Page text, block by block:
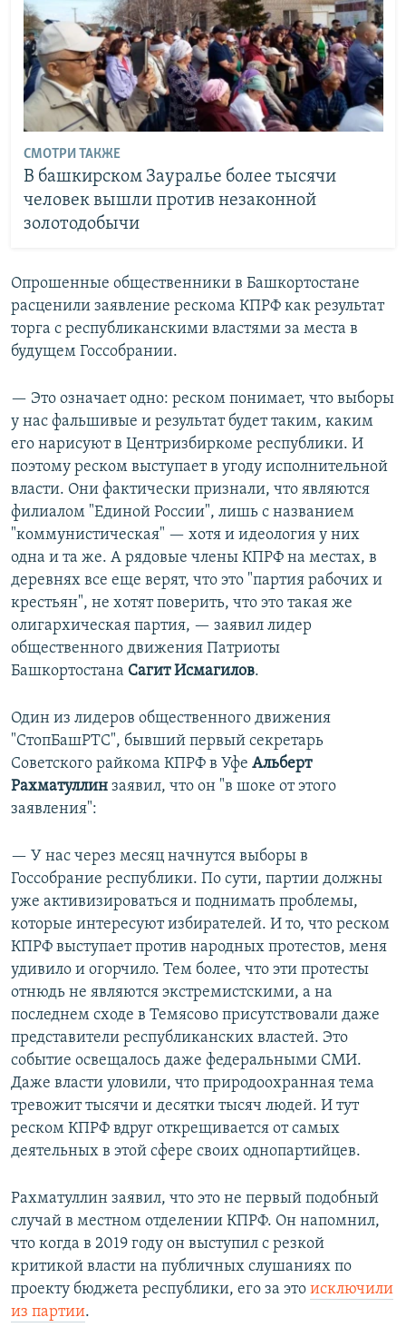
СМОТРИ ТАКЖЕ
В башкирском Зауралье более тысячи
человек вышли против незаконной
золотодобычи
Опрошенные общественники в Башкортостане
расценили заявление рескома КПРФ как результат
торга с республиканскими властями за места в
будущем Госсобрании.
— Это означает одно: реском понимает, что выборы
у нас фальшивые и результат будет таким, каким
его нарисуют в Центризбиркоме республики. И
поэтому реском выступает в угоду исполнительной
власти. Они фактически признали, что являются
филиалом "Единой России", лишь с названием
"коммунистическая" — хотя и идеология у них
одна и та же. А рядовые члены КПРФ на местах, в
деревнях все еще верят, что это "партия рабочих и
крестьян", не хотят поверить, что это такая же
олигархическая партия, — заявил лидер
общественного движения Патриоты
Башкортостана Сагит Исмагилов.
Один из лидеров общественного движения
"СтопБашРТС", бывший первый секретарь
Советского райкома КПРФ в Уфе Альберт
Рахматуллин заявил, что он "в шоке от этого
заявления":
— У нас через месяц начнутся выборы в
Госсобрание республики. По сути, партии должны
уже активизироваться и поднимать проблемы,
которые интересуют избирателей. И то, что реском
КПРФ выступает против народных протестов, меня
удивило и огорчило. Тем более, что эти протесты
отнюдь не являются экстремистскими, а на
последнем сходе в Темясово присутствовали даже
представители республиканских властей. Это
событие освещалось даже федеральными СМИ.
Даже власти уловили, что природоохранная тема
тревожит тысячи и десятки тысяч людей. И тут
реском КПРФ вдруг открещивается от самых
деятельных в этой сфере своих однопартийцев.
Рахматуллин заявил, что это не первый подобный
случай в местном отделении КПРФ. Он напомнил,
что когда в 2019 году он выступил с резкой
критикой власти на публичных слушаниях по
проекту бюджета республики, его за это исключили
из партии.